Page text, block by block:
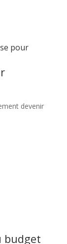
pour
devenir
budget